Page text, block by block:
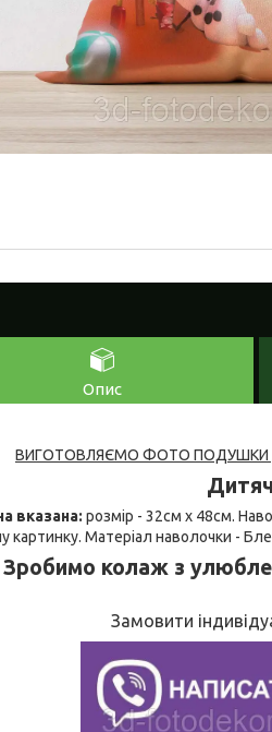
Опис
ВИГОТОВЛЯЄМО ФОТО ПОДУШКИ
вказана: розмір - 32см х 48см.
картинку. Матеріал наволочки -
Зробимо колаж з
Замовити